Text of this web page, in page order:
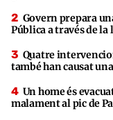
Govern prepara
Pública a través de
Quatre
també han causat
Un home és
malament al pic de